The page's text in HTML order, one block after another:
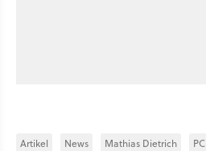
Artikel News Mathias Dietrich PC